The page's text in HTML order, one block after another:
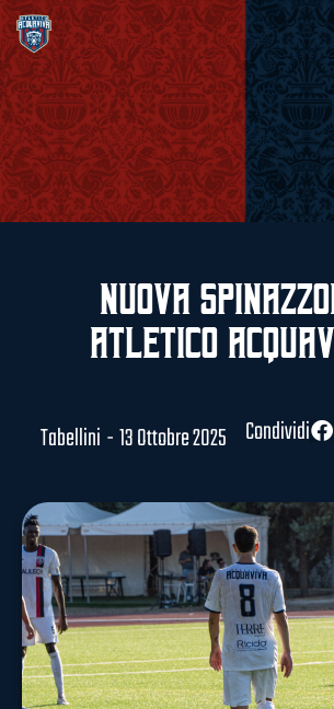
Nuova
Atletico
Tabellini -13 Ottobre 2025 Condividi